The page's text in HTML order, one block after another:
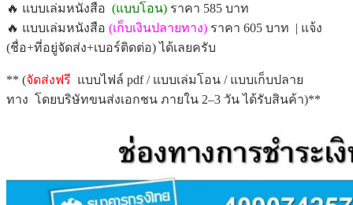
🔥 แบบเล่มหนังสือ (แบบโอน) ราคา 585 บาท
🔥 แบบเล่มหนังสือ (เก็บเงินปลายทาง) ราคา 605 บาท | แจ้ง
(ชื่อ+ที่อยู่จัดส่ง+เบอร์ติดต่อ) ได้เลยครับ
** (จัดส่งฟรี แบบไฟล์ pdf / แบบเล่มโอน / แบบเก็บปลาย
ทาง โดยบริษัทขนส่งเอกชน ภายใน 2–3 วัน ได้รับสินค้า)**